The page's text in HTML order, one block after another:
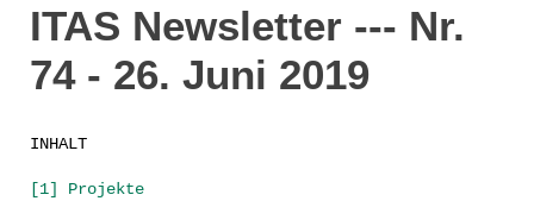
ITAS Newsletter --- Nr.
74 - 26. Juni 2019
INHALT
[1] Projekte